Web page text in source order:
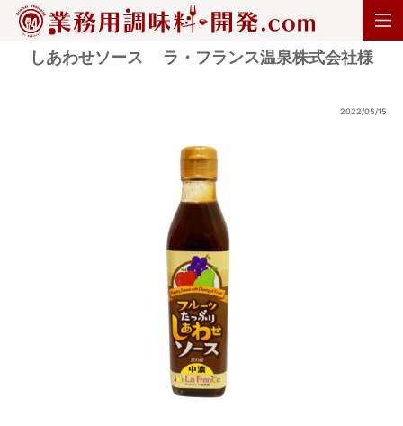
しあわせソース ラ・フランス温泉株式会社様
2022/05/15